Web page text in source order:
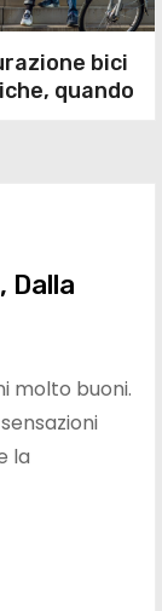
bici
quando
Dalla
molto buoni.
la